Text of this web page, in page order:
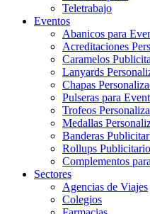
Teletrabajo
Eventos
Abanicos para
Acreditaciones
Caramelos
Lanyards
Chapas
Pulseras para
Trofeos
Medallas
Banderas
Rollups
Complementos
Sectores
Agencias de Viajes
Colegios